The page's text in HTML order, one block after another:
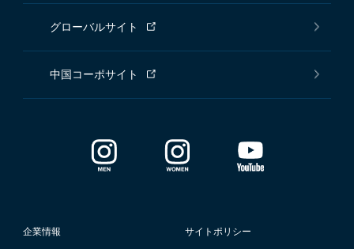
グローバルサイト
中国コーポサイト
企業情報 サイトポリシー